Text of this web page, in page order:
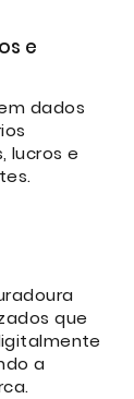
e
dados
lucros e
que
a